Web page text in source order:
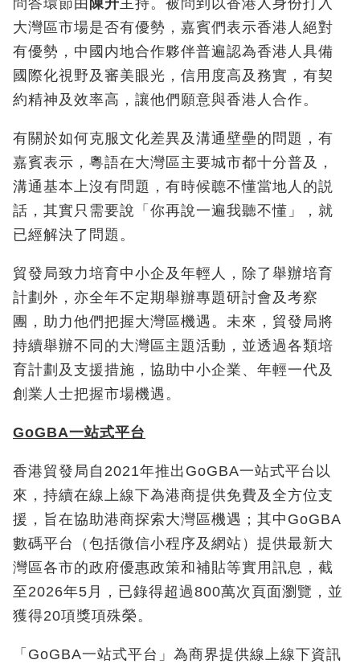
問答環節由 陳升主持。被問到以香港人身份打入
大灣區市場是否有優勢，嘉賓們表示香港人絕對
有優勢，中國内地合作夥伴普遍認為香港人具備
國際化視野及審美眼光，信用度高及務實，有契
約精神及效率高，讓他們願意與香港人合作。
有關於如何克服文化差異及溝通壁壘的問題，有
嘉賓表示，粵語在大灣區主要城市都十分普及，
溝通基本上沒有問題，有時候聼不懂當地人的説
話，其實只需要說「你再說一遍我聽不懂」，就
已經解決了問題。
貿發局致力培育中小企及年輕人，除了舉辦培育
計劃外，亦全年不定期舉辦專題研討會及考察
團，助力他們把握大灣區機遇。未來，貿發局將
持續舉辦不同的大灣區主題活動，並透過各類培
育計劃及支援措施，協助中小企業、年輕一代及
創業人士把握市場機遇。
GoGBA一站式平台
香港貿發局自2021年推出GoGBA一站式平台以
來，持續在線上線下為港商提供免費及全方位支
援，旨在協助港商探索大灣區機遇；其中GoGBA
數碼平台（包括微信小程序及網站）提供最新大
灣區各市的政府優惠政策和補貼等實用訊息，截
至2026年5月，已錄得超過800萬次頁面瀏覽，並
獲得20項獎項殊榮。
「GoGBA一站式平台」為商界提供線上線下資訊